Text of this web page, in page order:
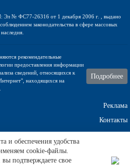
Эл № ФС77-26316 от 1 декабря 2006 г. , выдано
законодательства в сфере массовых
рекомендательные
предоставления информации
сведений, относящихся к
находящихся на
Подробнее
Реклама
Контакты
Техническа поддержка
и обеспечения удобства
cookie-файлы.
подтверждаете свое